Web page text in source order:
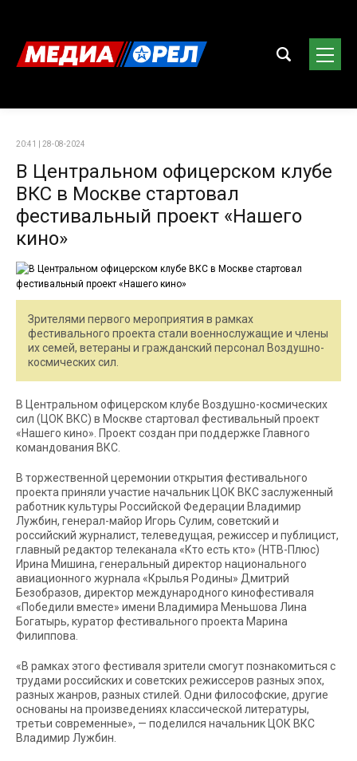
20:41 | 28-08-2024
В Центральном офицерском клубе
ВКС в Москве стартовал
фестивальный проект «Нашего
кино»
Зрителями первого мероприятия в рамках
фестивального проекта стали военнослужащие и члены
их семей, ветераны и гражданский персонал Воздушно-
космических сил.
В Центральном офицерском клубе Воздушно-космических
сил (ЦОК ВКС) в Москве стартовал фестивальный проект
«Нашего кино». Проект создан при поддержке Главного
командования ВКС.
В торжественной церемонии открытия фестивального
проекта приняли участие начальник ЦОК ВКС заслуженный
работник культуры Российской Федерации Владимир
Лужбин, генерал-майор Игорь Сулим, советский и
российский журналист, телеведущая, режиссер и публицист,
главный редактор телеканала «Кто есть кто» (НТВ-Плюс)
Ирина Мишина, генеральный директор национального
авиационного журнала «Крылья Родины» Дмитрий
Безобразов, директор международного кинофестиваля
«Победили вместе» имени Владимира Меньшова Лина
Богатырь, куратор фестивального проекта Марина
Филиппова.
«В рамках этого фестиваля зрители смогут познакомиться с
трудами российских и советских режиссеров разных эпох,
разных жанров, разных стилей. Одни философские, другие
основаны на произведениях классической литературы,
третьи современные», — поделился начальник ЦОК ВКС
Владимир Лужбин.